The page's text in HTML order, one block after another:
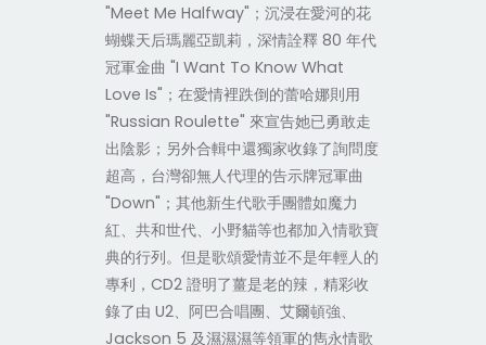
"Meet Me Halfway"；沉浸在愛河的花
蝴蝶天后瑪麗亞凱莉，深情詮釋 80 年代
冠軍金曲 "I Want To Know What
Love Is"；在愛情裡跌倒的蕾哈娜則用
"Russian Roulette" 來宣告她已勇敢走
出陰影；另外合輯中還獨家收錄了詢問度
超高，台灣卻無人代理的告示牌冠軍曲
"Down"；其他新生代歌手團體如魔力
紅、共和世代、小野貓等也都加入情歌寶
典的行列。但是歌頌愛情並不是年輕人的
專利，CD2 證明了薑是老的辣，精彩收
錄了由 U2、阿巴合唱團、艾爾頓強、
Jackson 5 及濕濕濕等領軍的雋永情歌